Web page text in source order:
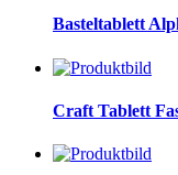
Basteltablett
Craft Tablett